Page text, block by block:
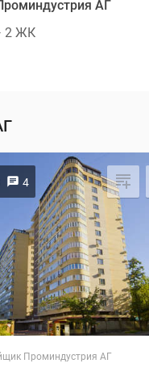
АГ
2 ЖК
4
Проминдустрия АГ